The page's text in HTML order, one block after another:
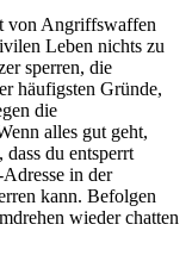
von Angriffswaffen
Leben nichts zu
sperren, die
häufigsten Gründe,
die
alles gut geht,
du entsperrt
in der
kann. Befolgen
wieder chatten